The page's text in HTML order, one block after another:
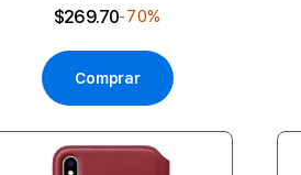
$269.70-70%
Comprar